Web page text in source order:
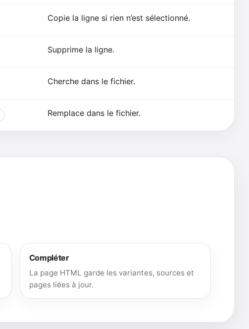
Copie la ligne si rien n’est sélectionné.
Supprime la ligne.
Cherche dans le fichier.
Remplace dans le fichier.
Compléter
La page HTML garde les variantes, sources et
pages liées à jour.